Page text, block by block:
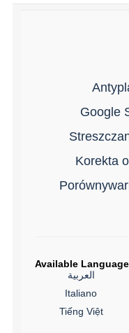
Google
Korekta
Available
العربية
Italiano
Tiếng Việt